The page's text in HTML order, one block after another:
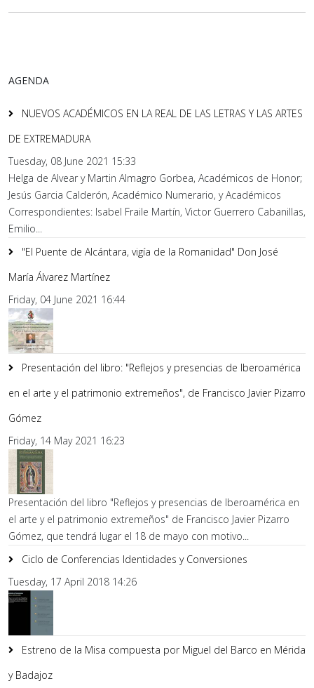
AGENDA
NUEVOS ACADÉMICOS EN LA REAL DE LAS LETRAS Y LAS ARTES
DE EXTREMADURA
Tuesday, 08 June 2021 15:33
Helga de Alvear y Martin Almagro Gorbea, Académicos de Honor;
Jesús Garcia Calderón, Académico Numerario, y Académicos
Correspondientes: Isabel Fraile Martín, Victor Guerrero Cabanillas,
Emilio...
"El Puente de Alcántara, vigía de la Romanidad" Don José
María Álvarez Martínez
Friday, 04 June 2021 16:44
Presentación del libro: "Reflejos y presencias de Iberoamérica
en el arte y el patrimonio extremeños", de Francisco Javier Pizarro
Gómez
Friday, 14 May 2021 16:23
Presentación del libro "Reflejos y presencias de Iberoamérica en
el arte y el patrimonio extremeños" de Francisco Javier Pizarro
Gómez, que tendrá lugar el 18 de mayo con motivo...
Ciclo de Conferencias Identidades y Conversiones
Tuesday, 17 April 2018 14:26
Estreno de la Misa compuesta por Miguel del Barco en Mérida
y Badajoz